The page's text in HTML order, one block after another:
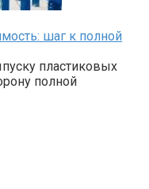
шаг к полной
пластиковых
полной